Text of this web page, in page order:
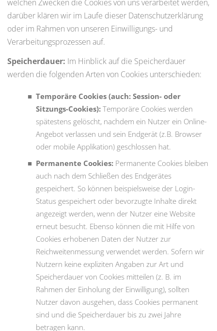
welchen Zwecken die Cookies von uns verarbeitet werden,
darüber klären wir im Laufe dieser Datenschutzerklärung
oder im Rahmen von unseren Einwilligungs- und
Verarbeitungsprozessen auf.
Speicherdauer: Im Hinblick auf die Speicherdauer
werden die folgenden Arten von Cookies unterschieden:
Temporäre Cookies (auch: Session- oder
Sitzungs-Cookies):Temporäre Cookies werden
spätestens gelöscht, nachdem ein Nutzer ein Online-
Angebot verlassen und sein Endgerät (z.B. Browser
oder mobile Applikation) geschlossen hat.
Permanente Cookies:Permanente Cookies bleiben
auch nach dem Schließen des Endgerätes
gespeichert. So können beispielsweise der Login-
Status gespeichert oder bevorzugte Inhalte direkt
angezeigt werden, wenn der Nutzer eine Website
erneut besucht. Ebenso können die mit Hilfe von
Cookies erhobenen Daten der Nutzer zur
Reichweitenmessung verwendet werden. Sofern wir
Nutzern keine expliziten Angaben zur Art und
Speicherdauer von Cookies mitteilen (z. B. im
Rahmen der Einholung der Einwilligung), sollten
Nutzer davon ausgehen, dass Cookies permanent
sind und die Speicherdauer bis zu zwei Jahre
betragen kann.